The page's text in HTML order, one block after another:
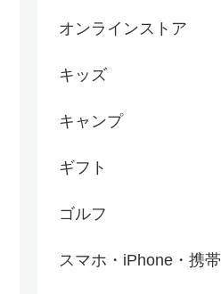
オンラインストア
キッズ
キャンプ
ギフト
ゴルフ
スマホ・iPhone・携帯